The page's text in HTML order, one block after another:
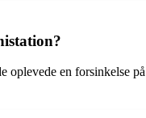
oplevede en